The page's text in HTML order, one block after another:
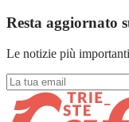
Resta aggiornato
Le notizie più